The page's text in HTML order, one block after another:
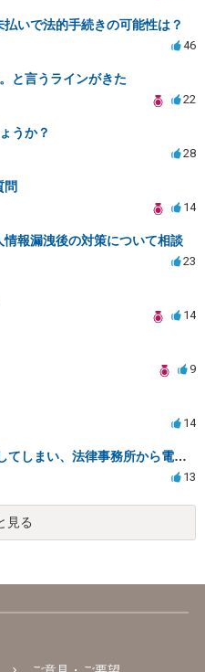
いで法的手続きの可能性は？
46
と言うラインがきた
22
うか？
28
問
14
報漏洩後の対策について相談
23
14
9
14
LINEのスマホ副業に登録してしまい、法律事務所から電話が入りました。
13
見る